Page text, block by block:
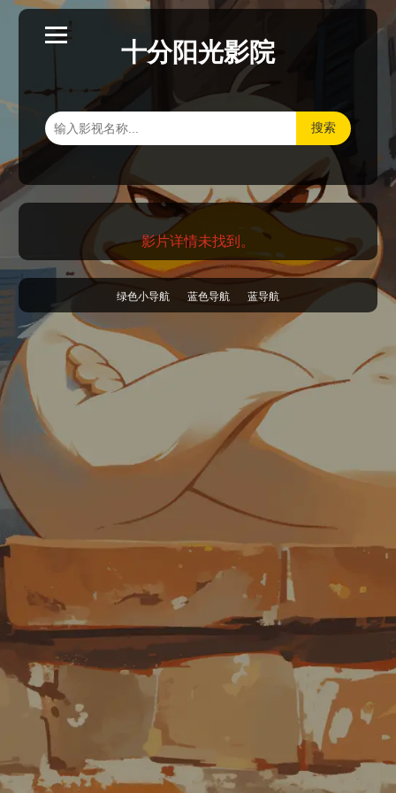
十分阳光影院
搜索
影片详情未找到。
绿色小导航 蓝色导航 蓝导航